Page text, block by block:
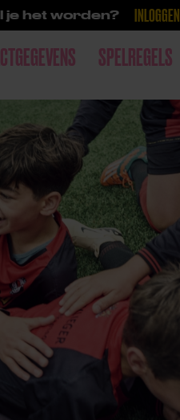
je het worden? INLOGGEN
SPELREGELS